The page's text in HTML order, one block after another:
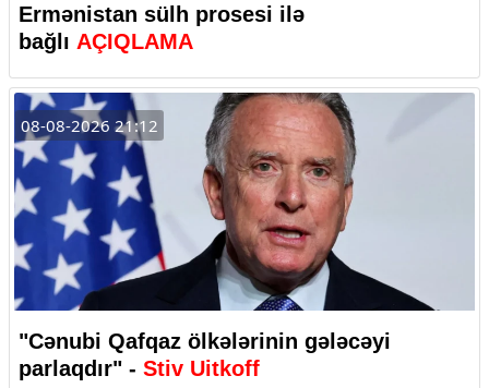
Ermənistan sülh prosesi ilə
bağlı AÇIQLAMA
08-08-2026 21:12
"Cənubi Qafqaz ölkələrinin gələcəyi
parlaqdır" - Stiv Uitkoff